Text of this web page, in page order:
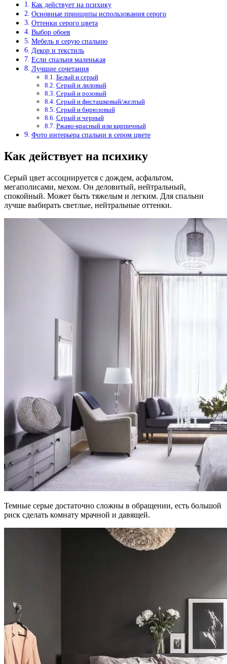
Как действует на психику
Основные принципы использования серого
Оттенки серого цвета
Выбор обоев
Мебель в серую спальню
Декор и текстиль
Если спальня маленькая
Лучшие сочетания
Белый и серый
Серый и лиловый
Серый и розовый
Серый и фисташковый/желтый
Серый и бирюзовый
Серый и черный
Ржаво-красный или кирпичный
Фото интерьера спальни в сером цвете
Как действует на психику
Серый цвет ассоциируется с дождем, асфальтом,
мегаполисами, мехом. Он деловитый, нейтральный,
спокойный. Может быть тяжелым и легким. Для спальни
лучше выбирать светлые, нейтральные оттенки.
Темные серые достаточно сложны в обращении, есть большой
риск сделать комнату мрачной и давящей.